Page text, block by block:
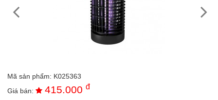
khỏe
an
Mã sản phẩm: K025363
Giá bán:
415.000 đ